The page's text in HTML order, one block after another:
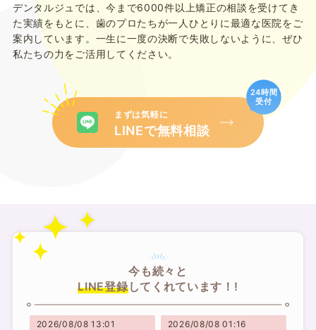
デンタルジュでは、今まで6000件以上矯正の相談を受けてき
た実績をもとに、歯のプロたちが一人ひとりに最適な医院をご
案内しています。一生に一度の決断で失敗しないように、ぜひ
私たちの力をご活用してください。
まずは気軽に
LINEで無料相談
24時間
受付
今も続々と
LINE登録してくれています！!
2026/08/08 13:01 2026/08/08 01:16